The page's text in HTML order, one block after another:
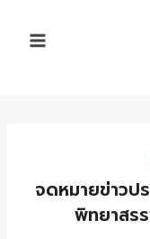
จดหมายข่าวป
พิทยาสร